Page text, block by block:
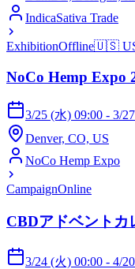
IndicaSativa Trade
ExhibitionOffline🇺🇸
NoCo Hemp Expo
3/25 (水) 09:00 - 3/
Denver, CO, US
NoCo Hemp Expo
CampaignOnline
CBDアドベントカ
3/24 (火) 00:00 - 4/